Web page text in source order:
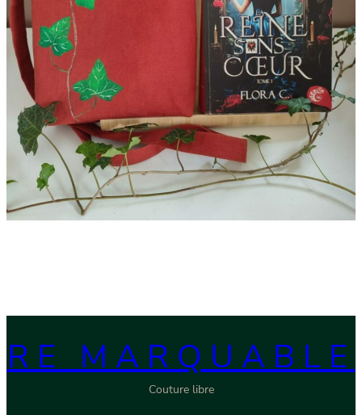
RE MARQUABLE
Couture libre